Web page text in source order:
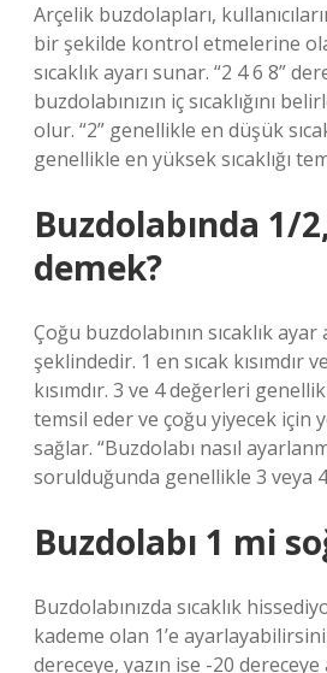
Arçelik buzdolapları,
bir şekilde kontrol etmelerine
sıcaklık ayarı sunar. “2 4 6 8”
buzdolabınızın iç sıcaklığını
olur. “2” genellikle en düşük
genellikle en yüksek sıcaklığı
Buzdolabında 1/
demek?
Çoğu buzdolabının sıcaklık ayar
şeklindedir. 1 en sıcak kısımdır
kısımdır. 3 ve 4 değerleri
temsil eder ve çoğu yiyecek için
sağlar. “Buzdolabı nasıl
sorulduğunda genellikle 3 veya
Buzdolabı 1 mi
Buzdolabınızda sıcaklık
kademe olan 1’e
dereceye, yazın ise -20